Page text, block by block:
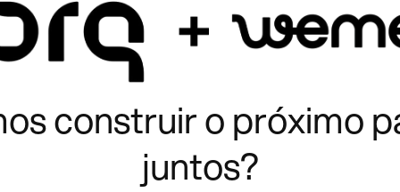
construir o próximo
juntos?